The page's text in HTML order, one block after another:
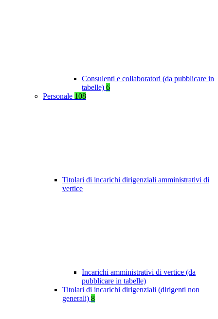
Consulenti e collaboratori (da pubblicare in
tabelle) 6
Personale 108
Titolari di incarichi dirigenziali amministrativi di
vertice
Incarichi amministrativi di vertice (da
pubblicare in tabelle)
Titolari di incarichi dirigenziali (dirigenti non
generali) 8